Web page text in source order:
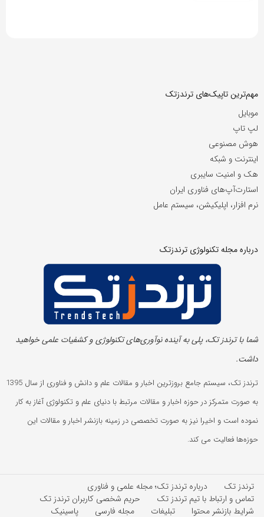
مهم‌ترین تاپیک‌های ترندزتک
موبایل
لپ تاپ
هوش مصنوعی
اینترنت و شبکه
هک و امنیت سایبری
استارت‌آپ‌های فناوری ایران
نرم افزار، اپلیکیشن، سیستم عامل
درباره مجله تکنولوژی ترندزتک
شما با ترندز تک، پلی به آینده‌ نوآوری‌های تکنولوژی و کشفیات علمی خواهید
داشت.
ترندز تک، سیستم جامع بروزترین اخبار و مقالات علم و دانش و فناوری از سال 1395
به صورت متمرکز در حوزه اخبار و مقالات مرتبط با دنیای علم و تکنولوژی آغاز به کار
نموده است و اخیرا نیز به صورت تخصصی در زمینه بازنشر اخبار و مقالات این
حوزه‌ها فعالیت می کند.
ترندز تک
درباره ترندز تک؛ مجله علمی و فناوری
تماس و ارتباط با تیم ترندز تک
حریم شخصی کاربران ترندز تک
شرایط بازنشر محتوا
تبلیغات مجله فارسی
پاسینیک